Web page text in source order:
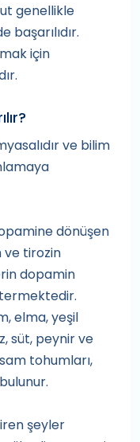
genellikle
başarılıdır.
için
ve bilim
dönüşen
ve tirozin
dopamin
elma, yeşil
süt, peynir ve
tohumları,
şeyler